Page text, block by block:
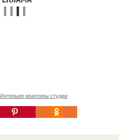
Интерьер квартиры студии